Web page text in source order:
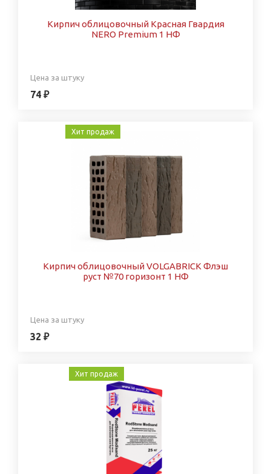
Кирпич облицовочный Красная Гвардия
NERO Premium 1 НФ
Цена за штуку
74 ₽
Хит продаж
Кирпич облицовочный VOLGABRICK Флэш
руст №70 горизонт 1 НФ
Цена за штуку
32 ₽
Хит продаж